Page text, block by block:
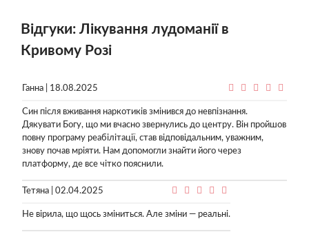
Відгуки: Лікування лудоманії в
Кривому Розі
Ганна | 18.08.2025
Син після вживання наркотиків змінився до невпізнання.
Дякувати Богу, що ми вчасно звернулись до центру. Він пройшов
повну програму реабілітації, став відповідальним, уважним,
знову почав мріяти. Нам допомогли знайти його через
платформу, де все чітко пояснили.
Тетяна | 02.04.2025
Не вірила, що щось зміниться. Але зміни — реальні.